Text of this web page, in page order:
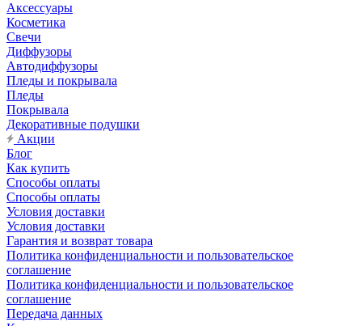
Аксессуары
Косметика
Свечи
Диффузоры
Автодиффузоры
Пледы и покрывала
Пледы
Покрывала
Декоративные подушки
Акции
Блог
Как купить
Способы оплаты
Способы оплаты
Условия доставки
Условия доставки
Гарантия и возврат товара
Политика конфиденциальности и пользовательское
соглашение
Политика конфиденциальности и пользовательское
соглашение
Передача данных